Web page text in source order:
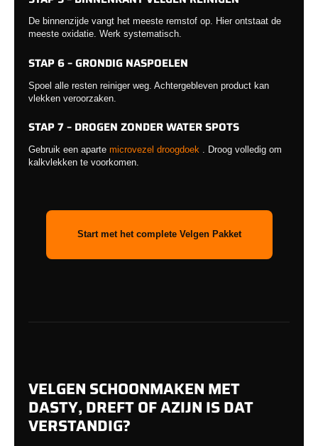
De binnenzijde vangt het meeste remstof op. Hier ontstaat de
meeste oxidatie. Werk systematisch.
STAP 6 – GRONDIG NASPOELEN
Spoel alle resten reiniger weg. Achtergebleven product kan
vlekken veroorzaken.
STAP 7 – DROGEN ZONDER WATER SPOTS
Gebruik een aparte microvezel droogdoek . Droog volledig om
kalkvlekken te voorkomen.
Start met het complete Velgen Pakket
VELGEN SCHOONMAKEN MET
DASTY, DREFT OF AZIJN IS DAT
VERSTANDIG?